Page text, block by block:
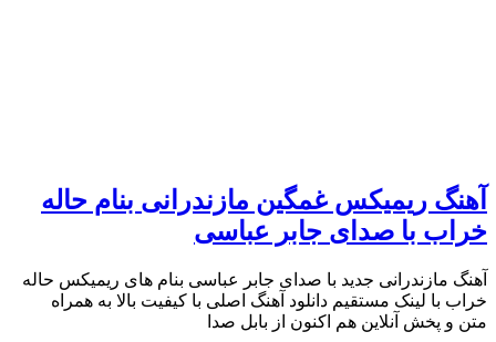
آهنگ ریمیکس غمگین مازندرانی بنام حاله
خراب با صدای جابر عباسی
آهنگ مازندرانی جدید با صدای جابر عباسی بنام های ریمیکس حاله
خراب با لینک مستقیم دانلود آهنگ اصلی با کیفیت بالا به همراه
متن و پخش آنلاین هم اکنون از بابل صدا